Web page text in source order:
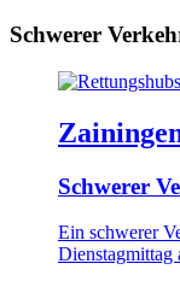
Schwerer
Schwerer
Ein schwerer
Dienstagmittag